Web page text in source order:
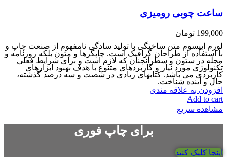
ساعت چوبی رومیزی
199,000 تومان
لورم ایپسوم متن ساختگی با تولید سادگی نامفهوم از صنعت چاپ و
با استفاده از طراحان گرافیک است. چاپگرها و متون بلکه روزنامه و
مجله در ستون و سطرآنچنان که لازم است و برای شرایط فعلی
تکنولوژی مورد نیاز و کاربردهای متنوع با هدف بهبود ابزارهای
کاربردی می باشد. کتابهای زیادی در شصت و سه درصد گذشته،
حال و آینده شناخت.
افزودن به علاقه مندی
Add to cart
مشاهده سریع
برای چاپ فوری
اینجا کلیک کنید